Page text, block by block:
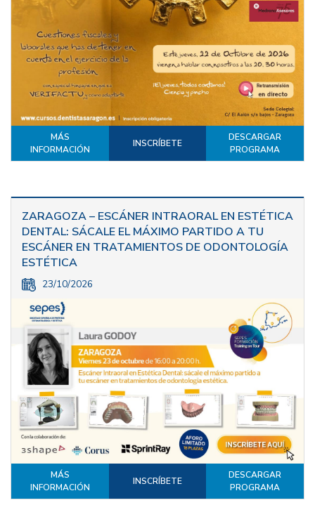
MÁS
INFORMACIÓN
INSCRÍBETE
DESCARGAR
PROGRAMA
ZARAGOZA – ESCÁNER INTRAORAL EN ESTÉTICA
DENTAL: SÁCALE EL MÁXIMO PARTIDO A TU
ESCÁNER EN TRATAMIENTOS DE ODONTOLOGÍA
ESTÉTICA
23/10/2026
MÁS
INFORMACIÓN
INSCRÍBETE
DESCARGAR
PROGRAMA